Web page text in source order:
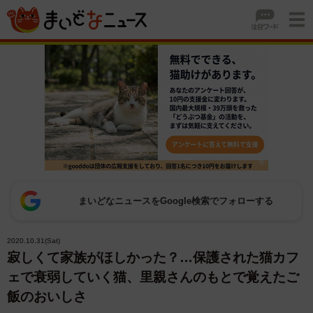
まいどなニュースをGoogle検索でフォローする
2020.10.31(Sat)
寂しくて家族がほしかった？…保護された猫カフ
ェで衰弱していく猫、里親さんのもとで覚えたご
飯のおいしさ